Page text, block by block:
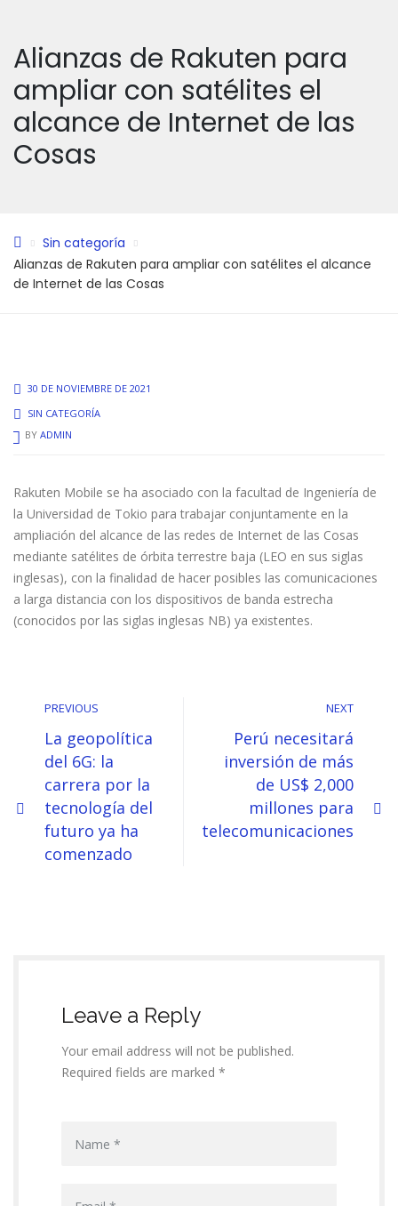
Alianzas de Rakuten para
ampliar con satélites el
alcance de Internet de las
Cosas
Sin categoría
Alianzas de Rakuten para ampliar con satélites el alcance
de Internet de las Cosas
30 DE NOVIEMBRE DE 2021
SIN CATEGORÍA
BY ADMIN
Rakuten Mobile se ha asociado con la facultad de Ingeniería de
la Universidad de Tokio para trabajar conjuntamente en la
ampliación del alcance de las redes de Internet de las Cosas
mediante satélites de órbita terrestre baja (LEO en sus siglas
inglesas), con la finalidad de hacer posibles las comunicaciones
a larga distancia con los dispositivos de banda estrecha
(conocidos por las siglas inglesas NB) ya existentes.
PREVIOUS
La geopolítica
del 6G: la
carrera por la
tecnología del
futuro ya ha
comenzado
NEXT
Perú necesitará
inversión de más
de US$ 2,000
millones para
telecomunicaciones
Leave a Reply
Your email address will not be published.
Required fields are marked *